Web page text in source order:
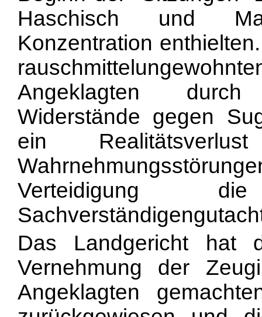
Haschisch und
Konzentration
Angeklagten
Widerstände gegen
ein
Verteidigung
Das Landgericht hat
Vernehmung der
Angeklagten